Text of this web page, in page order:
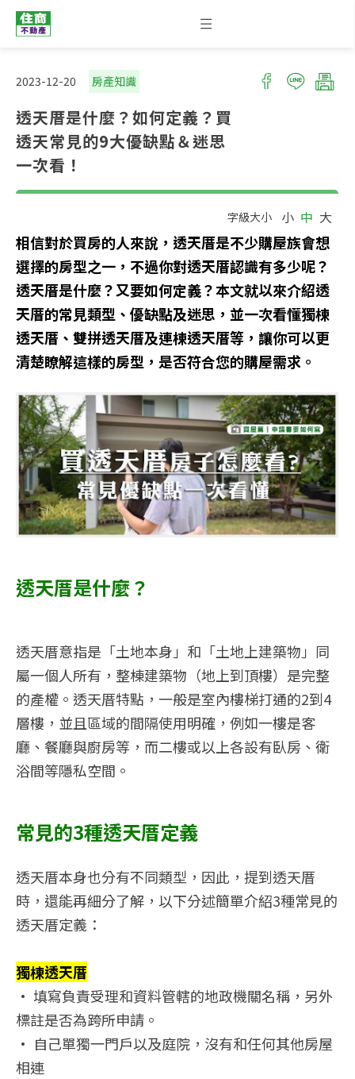
2023-12-20 房產知識
透天厝是什麼？如何定義？買
透天常見的9大優缺點＆迷思
一次看！
字級大小 小 中 大
相信對於買房的人來說，透天厝是不少購屋族會想
選擇的房型之一，不過你對透天厝認識有多少呢？
透天厝是什麼？又要如何定義？本文就以來介紹透
天厝的常見類型、優缺點及迷思，並一次看懂獨棟
透天厝、雙拼透天厝及連棟透天厝等，讓你可以更
清楚瞭解這樣的房型，是否符合您的購屋需求。
透天厝是什麼？
透天厝意指是「土地本身」和「土地上建築物」同
屬一個人所有，整棟建築物（地上到頂樓）是完整
的產權。透天厝特點，一般是室內樓梯打通的2到4
層樓，並且區域的間隔使用明確，例如一樓是客
廳、餐廳與廚房等，而二樓或以上各設有臥房、衛
浴間等隱私空間。
常見的3種透天厝定義
透天厝本身也分有不同類型，因此，提到透天厝
時，還能再細分了解，以下分述簡單介紹3種常見的
透天厝定義：
獨棟透天厝
• 填寫負責受理和資料管轄的地政機關名稱，另外
標註是否為跨所申請。
• 自己單獨一門戶以及庭院，沒有和任何其他房屋
相連